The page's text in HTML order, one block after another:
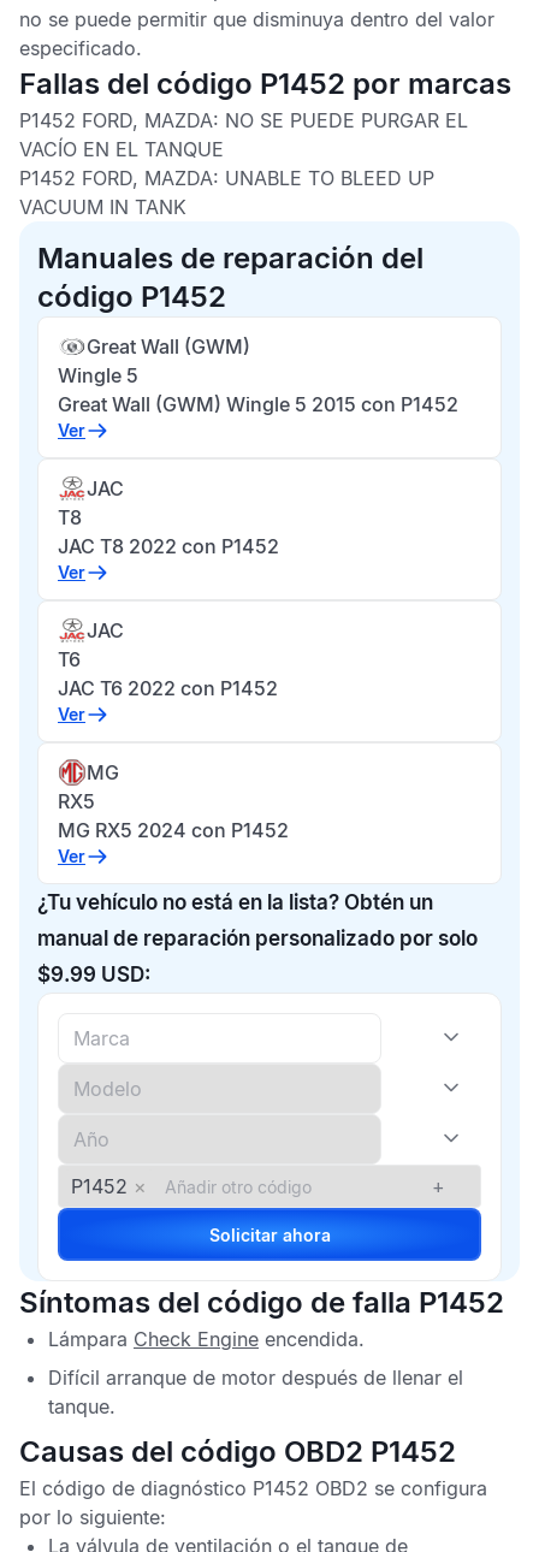
no se puede permitir que disminuya dentro del valor
especificado.
Fallas del código P1452 por marcas
P1452 FORD, MAZDA: NO SE PUEDE PURGAR EL
VACÍO EN EL TANQUE
P1452 FORD, MAZDA: UNABLE TO BLEED UP
VACUUM IN TANK
Manuales de reparación del
código P1452
Great Wall (GWM)
Wingle 5
Great Wall (GWM) Wingle 5 2015 con P1452
Ver
JAC
T8
JAC T8 2022 con P1452
Ver
JAC
T6
JAC T6 2022 con P1452
Ver
MG
RX5
MG RX5 2024 con P1452
Ver
¿Tu vehículo no está en la lista? Obtén un
manual de reparación personalizado por solo
$9.99 USD:
P1452 × +
Solicitar ahora
Síntomas del código de falla P1452
Lámpara Check Engine encendida.
Difícil arranque de motor después de llenar el
tanque.
Causas del código OBD2 P1452
El código de diagnóstico P1452 OBD2 se configura
por lo siguiente:
La válvula de ventilación o el tanque de